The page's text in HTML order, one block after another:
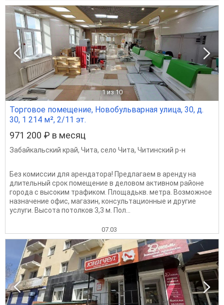
1 из 10
Торговое помещение, Новобульварная улица, 30, д.
30, 1 214 м², 2/11 эт.
971 200 ₽ в месяц
Забайкальский край, Чита, село Чита, Читинский р-н
Без комиссии для арендатора! Предлагаем в аренду на
длительный срок помещение в деловом активном районе
города с высоким трафиком. Площадькв. метра. Возможное
назначение офис, магазин, консультационные и другие
услуги. Высота потолков 3,3 м. Пол...
07.03